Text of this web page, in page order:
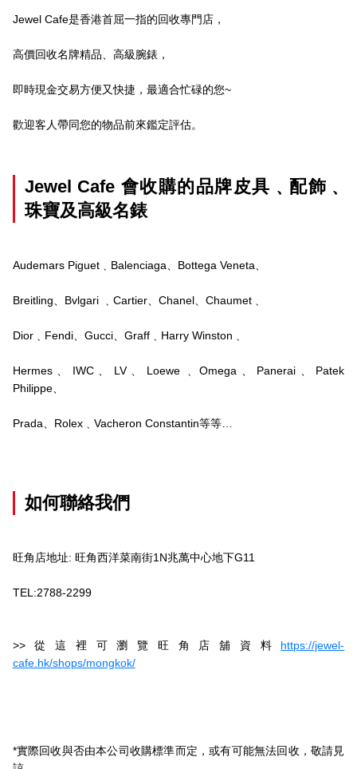
Jewel Cafe是香港首屈一指的回收專門店，
高價回收名牌精品、高級腕錶，
即時現金交易方便又快捷，最適合忙碌的您~
歡迎客人帶同您的物品前來鑑定評估。
Jewel Cafe 會收購的品牌皮具﹑配飾﹑
珠寶及高級名錶
Audemars Piguet﹑Balenciaga、Bottega Veneta、
Breitling、Bvlgari ﹑Cartier、Chanel、Chaumet﹑
Dior﹑Fendi、Gucci、Graff﹑Harry Winston﹑
Hermes、IWC、LV、Loewe﹑Omega、Panerai、Patek
Philippe、
Prada、Rolex﹑Vacheron Constantin等等…
如何聯絡我們
旺角店地址: 旺角西洋菜南街1N兆萬中心地下G11
TEL:2788-2299
>>從這裡可瀏覽旺角店舖資料 https://jewel-
cafe.hk/shops/mongkok/
*實際回收與否由本公司收購標準而定，或有可能無法回收，敬請見